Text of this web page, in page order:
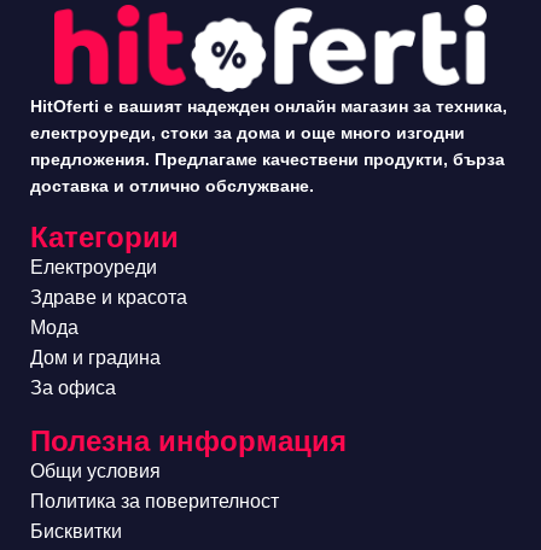
HitOferti е вашият надежден онлайн магазин за техника,
електроуреди, стоки за дома и още много изгодни
предложения. Предлагаме качествени продукти, бърза
доставка и отлично обслужване.
Категории
Електроуреди
Здраве и красота
Мода
Дом и градина
За офиса
Полезна информация
Общи условия
Политика за поверителност
Бисквитки